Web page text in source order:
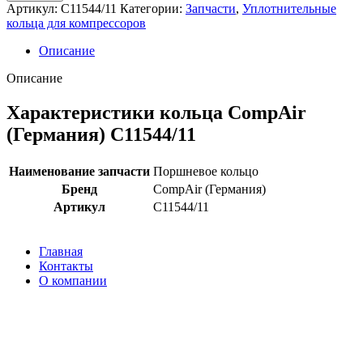
Артикул: C11544/11 Категории: Запчасти, Уплотнительные
кольца для компрессоров
Описание
Описание
Характеристики кольца CompAir
(Германия) C11544/11
Наименование запчасти Поршневое кольцо
Бренд
CompAir (Германия)
Артикул
C11544/11
Главная
Контакты
О компании